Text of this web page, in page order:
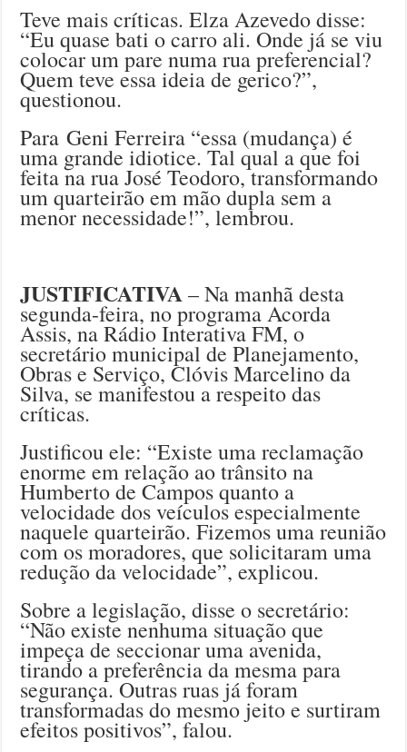
Teve mais críticas. Elza Azevedo disse:
“Eu quase bati o carro ali. Onde já se viu
colocar um pare numa rua preferencial?
Quem teve essa ideia de gerico?”,
questionou.
Para Geni Ferreira “essa (mudança) é
uma grande idiotice. Tal qual a que foi
feita na rua José Teodoro, transformando
um quarteirão em mão dupla sem a
menor necessidade!”, lembrou.
JUSTIFICATIVA– Na manhã desta
segunda-feira, no programa Acorda
Assis, na Rádio Interativa FM, o
secretário municipal de Planejamento,
Obras e Serviço, Clóvis Marcelino da
Silva, se manifestou a respeito das
críticas.
Justificou ele: “Existe uma reclamação
enorme em relação ao trânsito na
Humberto de Campos quanto a
velocidade dos veículos especialmente
naquele quarteirão. Fizemos uma reunião
com os moradores, que solicitaram uma
redução da velocidade”, explicou.
Sobre a legislação, disse o secretário:
“Não existe nenhuma situação que
impeça de seccionar uma avenida,
tirando a preferência da mesma para
segurança. Outras ruas já foram
transformadas do mesmo jeito e surtiram
efeitos positivos”, falou.